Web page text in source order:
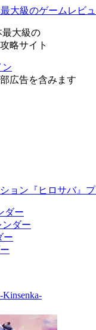
最大級の
略サイト
ン
広告を含みます
ョン『ヒロサバ』プ
ダー
ンダー
ー